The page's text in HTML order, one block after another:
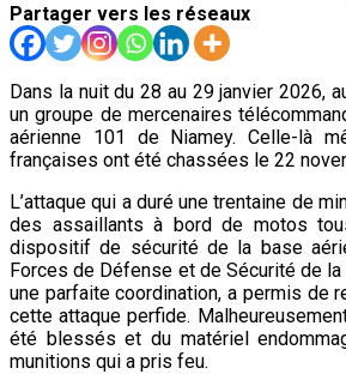
Partager vers les réseaux
Dans la nuit du 28 au 29 janvier 2026,
un groupe de mercenaires
aérienne 101 de Niamey. Celle-là
françaises ont été chassées le 22
L’attaque qui a duré une trentaine de
des assaillants à bord de motos
dispositif de sécurité de la base
Forces de Défense et de Sécurité de la
une parfaite coordination, a permis de
cette attaque perfide.
été blessés et du matériel
munitions qui a pris feu.